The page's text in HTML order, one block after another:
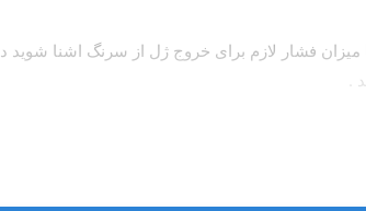
میزان فشار لازم برای خروج ژل از سرنگ اشنا
.